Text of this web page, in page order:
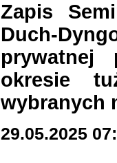
Zapis
Duch-
prywatnej
okresie
wybranych
29.05.2025